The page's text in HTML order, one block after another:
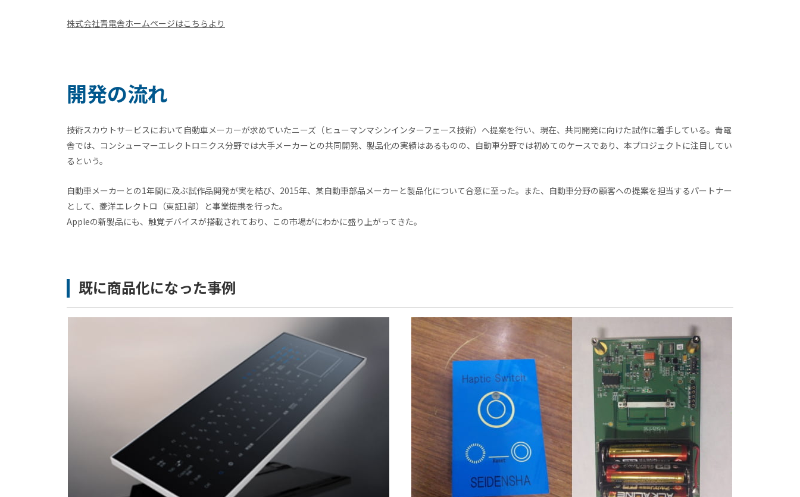
株式会社青電舎ホームページはこちらより
開発の流れ
技術スカウトサービスにおいて自動車メーカーが求めていたニーズ（ヒューマンマシンインターフェース技術）へ提案を行い、現在、共同開発に向けた試作に着手している。青電
舎では、コンシューマーエレクトロニクス分野では大手メーカーとの共同開発、製品化の実績はあるものの、自動車分野では初めてのケースであり、本プロジェクトに注目してい
るという。
自動車メーカーとの1年間に及ぶ試作品開発が実を結び、2015年、某自動車部品メーカーと製品化について合意に至った。また、自動車分野の顧客への提案を担当するパートナー
として、菱洋エレクトロ（東証1部）と事業提携を行った。
Appleの新製品にも、触覚デバイスが搭載されており、この市場がにわかに盛り上がってきた。
既に商品化になった事例